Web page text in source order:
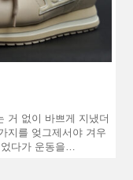
거 없이 바쁘게 지냈더
지를 엊그제서야 겨우
다가 운동을…